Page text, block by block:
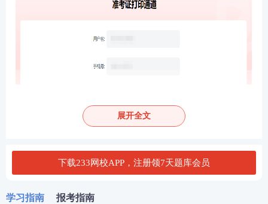
第二步：登录报名时所注册的账号和密码。
展开全文
下载233网校APP，注册领7天题库会员
学习指南 报考指南